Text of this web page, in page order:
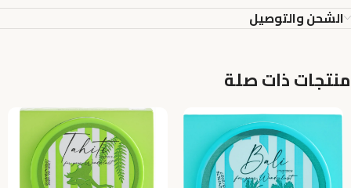
الشحن والتوصيل
منتجات ذات صلة